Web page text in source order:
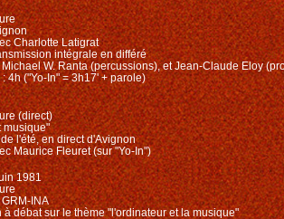
Charlotte Latigrat
intégrale en différé
W. Ranta (percussions), et Jean-Claude Eloy
4h ("Yo-In" = 3h17' + parole)
(direct)
musique"
l'été, en direct d'Avignon
Maurice Fleuret (sur "Yo-In")
1981
INA
à débat sur le thème "l'ordinateur et la musique"